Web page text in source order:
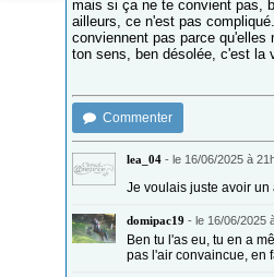
mais si ça ne te convient pas,
ailleurs, ce n'est pas
conviennent pas parce qu'elles
ton sens, ben désolée, c'est la
Commenter
lea_04 - le 16/06/2025 à
Je voulais juste avoir
domipac19 - le 16/06/2025
Ben tu l'as eu, tu en a
pas l'air convaincue, en